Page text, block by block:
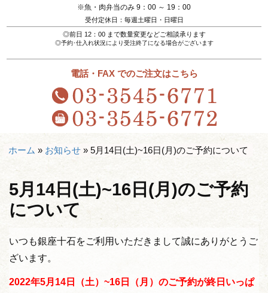
※魚・肉弁当のみ 9：00 ～ 19：00
受付定休日：毎週土曜日・日曜日
◎前日 12：00 まで数量変更などご相談承ります
◎予約･仕入れ状況により受注終了になる場合がございます
電話・FAX でのご注文はこちら
ホーム » お知らせ » 5月14日(土)~16日(月)のご予約について
5月14日(土)~16日(月)のご予約
について
いつも銀座十石をご利用いただきまして誠にありがとうご
ざいます。
2022年5月14日（土）~16日（月）のご予約が終日いっぱ